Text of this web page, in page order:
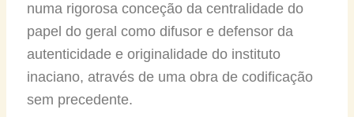
numa rigorosa conceção da centralidade do
papel do geral como difusor e defensor da
autenticidade e originalidade do instituto
inaciano, através de uma obra de codificação
sem precedente.